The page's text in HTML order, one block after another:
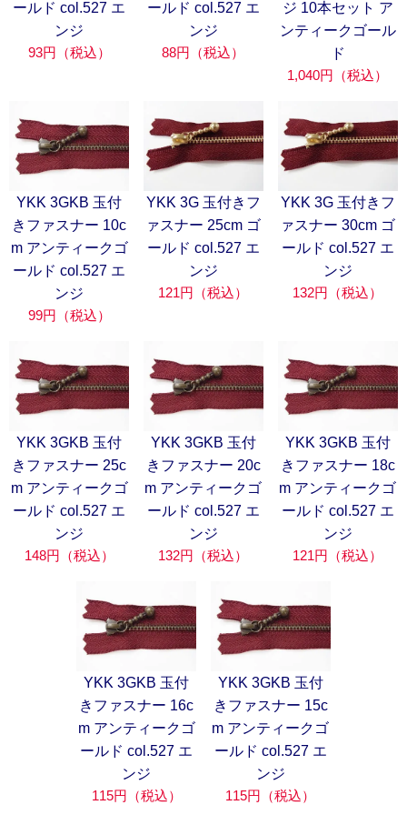
ールド col.527 エ
ンジ
93円（税込）
ールド col.527 エ
ンジ
88円（税込）
ジ 10本セット ア
ンティークゴール
ド
1,040円（税込）
YKK 3GKB 玉付
きファスナー 10c
m アンティークゴ
ールド col.527 エ
ンジ
99円（税込）
YKK 3G 玉付きフ
ァスナー 25cm ゴ
ールド col.527 エ
ンジ
121円（税込）
YKK 3G 玉付きフ
ァスナー 30cm ゴ
ールド col.527 エ
ンジ
132円（税込）
YKK 3GKB 玉付
きファスナー 25c
m アンティークゴ
ールド col.527 エ
ンジ
148円（税込）
YKK 3GKB 玉付
きファスナー 20c
m アンティークゴ
ールド col.527 エ
ンジ
132円（税込）
YKK 3GKB 玉付
きファスナー 18c
m アンティークゴ
ールド col.527 エ
ンジ
121円（税込）
YKK 3GKB 玉付
きファスナー 16c
m アンティークゴ
ールド col.527 エ
ンジ
115円（税込）
YKK 3GKB 玉付
きファスナー 15c
m アンティークゴ
ールド col.527 エ
ンジ
115円（税込）